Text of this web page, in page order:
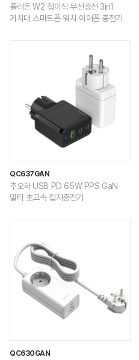
플러온 W2 접이식 무선충전 3in1
거치대 스마트폰 워치 이어폰 충전기
QC637GAN
추오하 USB PD 65W PPS GaN
멀티 초고속 접지충전기
QC630GAN